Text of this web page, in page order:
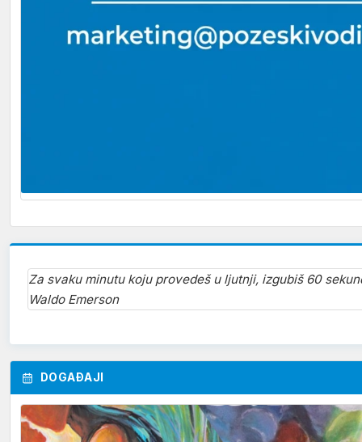
Za svaku minutu koju provedeš u ljutnji, izgubiš 60
Waldo Emerson
DOGAĐAJI